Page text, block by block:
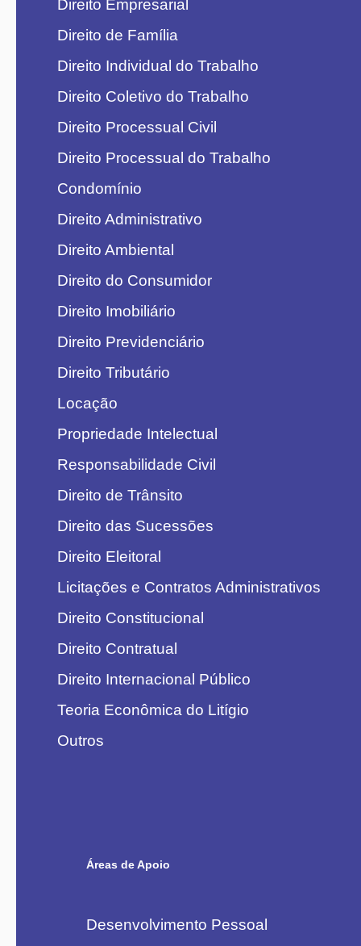
Direito Empresarial
Direito de Família
Direito Individual do Trabalho
Direito Coletivo do Trabalho
Direito Processual Civil
Direito Processual do Trabalho
Condomínio
Direito Administrativo
Direito Ambiental
Direito do Consumidor
Direito Imobiliário
Direito Previdenciário
Direito Tributário
Locação
Propriedade Intelectual
Responsabilidade Civil
Direito de Trânsito
Direito das Sucessões
Direito Eleitoral
Licitações e Contratos Administrativos
Direito Constitucional
Direito Contratual
Direito Internacional Público
Teoria Econômica do Litígio
Outros
Áreas de Apoio
Desenvolvimento Pessoal